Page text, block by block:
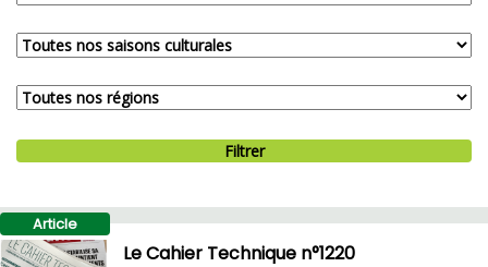
Filtrer
Article
Le Cahier Technique n°1220